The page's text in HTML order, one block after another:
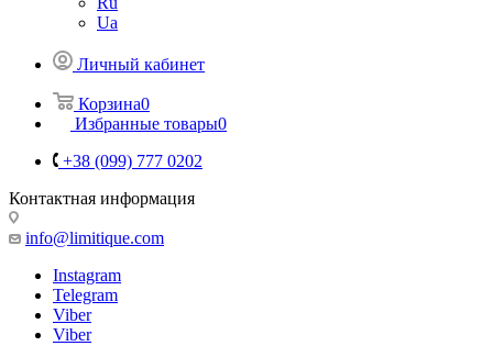
Ua
Личный кабинет
Корзина0
Избранные товары0
+38 (099) 777 0202
Контактная информация
info@limitique.com
Instagram
Telegram
Viber
Viber